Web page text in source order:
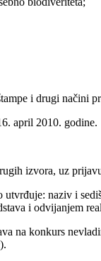
i drugi načini
april 2010. godine.
izvora, uz
naziv i
i odvijanjem
na konkurs